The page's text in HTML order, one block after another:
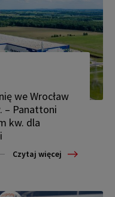
we Wrocław
– Panattoni
kw. dla
Czytaj więcej